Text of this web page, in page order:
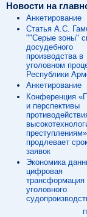
Новости на
Анкетирование
Статья А.С.
""Серые зоны"
досудебного
производства в
уголовном
Республики
Анкетирование
Конференция
и перспективы
преступлениям»
продлевает
заявок
Экономика
цифровая
трансформация
уголовного